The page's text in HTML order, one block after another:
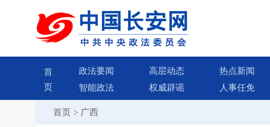
首
页
政法要闻 高层动态 热点新闻
智能政法
权威辟谣 人事任免
首页 > 广西